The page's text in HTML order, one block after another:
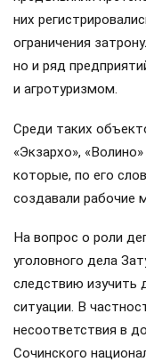
них
ограничения
но и ряд
и агротуризмом.
Среди таких
«Экзархо»,
которые, по его
создавали рабочие
На вопрос о роли
уголовного дела
следствию изучить
ситуации. В
несоответствия в
Сочинского